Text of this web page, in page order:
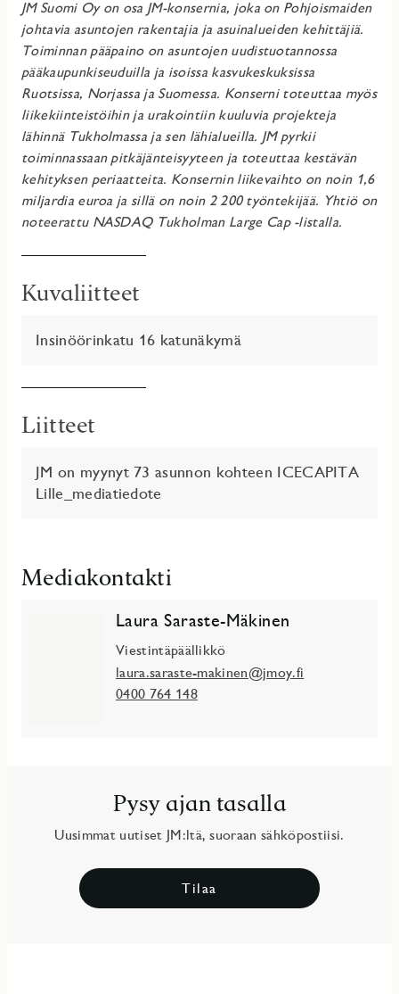
JM Suomi Oy on osa JM-konsernia, joka on Pohjoismaiden
johtavia asuntojen rakentajia ja asuinalueiden kehittäjiä.
Toiminnan pääpaino on asuntojen uudistuotannossa
pääkaupunkiseuduilla ja isoissa kasvukeskuksissa
Ruotsissa, Norjassa ja Suomessa. Konserni toteuttaa myös
liikekiinteistöihin ja urakointiin kuuluvia projekteja
lähinnä Tukholmassa ja sen lähialueilla. JM pyrkii
toiminnassaan pitkäjänteisyyteen ja toteuttaa kestävän
kehityksen periaatteita. Konsernin liikevaihto on noin 1,6
miljardia euroa ja sillä on noin 2 200 työntekijää. Yhtiö on
noteerattu NASDAQ Tukholman Large Cap -listalla.
Kuvaliitteet
Insinöörinkatu 16 katunäkymä
Liitteet
JM on myynyt 73 asunnon kohteen ICECAPITA
Lille_mediatiedote
Mediakontakti
Laura Saraste-Mäkinen
Viestintäpäällikkö
laura.saraste-makinen@jmoy.fi
0400 764 148
Pysy ajan tasalla
Uusimmat uutiset JM:ltä, suoraan sähköpostiisi.
Tilaa